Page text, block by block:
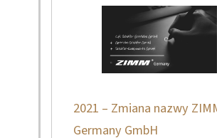
2021 – Zmiana nazwy
Germany GmbH